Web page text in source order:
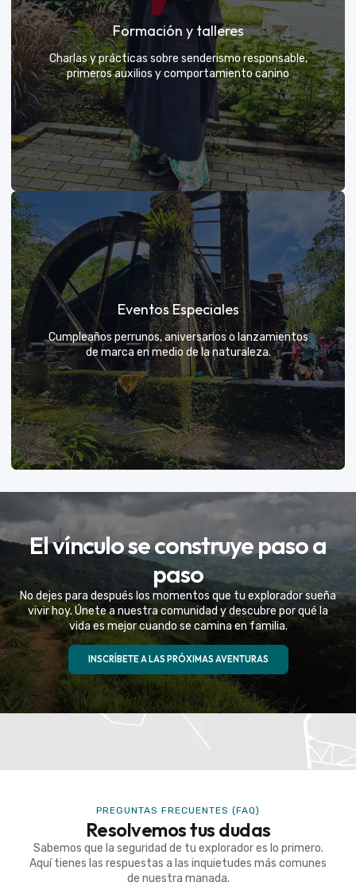
Tú eliges el parche y nosotros nos encargamos de
una aventura exclusiva
Formación y talleres
Charlas y prácticas sobre senderismo responsable,
primeros auxilios y comportamiento canino
Formación y talleres
Aprende de expertos a ser el mejor guía para tu
propio explorador
VER MÁS
Eventos Especiales
Cumpleaños perrunos, aniversarios o lanzamientos
de marca en medio de la naturaleza.
Eventos Especiales
Celebramos la vida de tu mejor amigo con una
experiencia fuera de serie
VER MÁS
El vínculo se construye paso a
paso
No dejes para después los momentos que tu explorador sueña
vivir hoy. Únete a nuestra comunidad y descubre por qué la
vida es mejor cuando se camina en familia.
INSCRÍBETE A LAS PRÓXIMAS AVENTURAS
PREGUNTAS FRECUENTES (FAQ)
Resolvemos tus dudas
Sabemos que la seguridad de tu explorador es lo primero.
Aquí tienes las respuestas a las inquietudes más comunes
de nuestra manada.